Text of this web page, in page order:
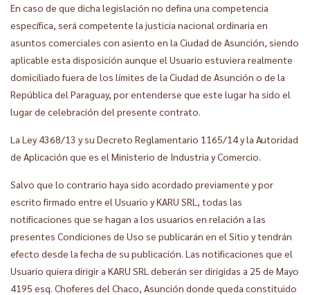
En caso de que dicha legislación no defina una competencia
específica, será competente la justicia nacional ordinaria en
asuntos comerciales con asiento en la Ciudad de Asunción, siendo
aplicable esta disposición aunque el Usuario estuviera realmente
domiciliado fuera de los límites de la Ciudad de Asunción o de la
República del Paraguay, por entenderse que este lugar ha sido el
lugar de celebración del presente contrato.
La Ley 4368/13 y su Decreto Reglamentario 1165/14 y la Autoridad
de Aplicación que es el Ministerio de Industria y Comercio.
Salvo que lo contrario haya sido acordado previamente y por
escrito firmado entre el Usuario y KARU SRL, todas las
notificaciones que se hagan a los usuarios en relación a las
presentes Condiciones de Uso se publicarán en el Sitio y tendrán
efecto desde la fecha de su publicación. Las notificaciones que el
Usuario quiera dirigir a KARU SRL deberán ser dirigidas a 25 de Mayo
4195 esq. Choferes del Chaco, Asunción donde queda constituido